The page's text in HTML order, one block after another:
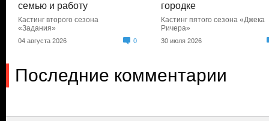
семью и работу
Кастинг второго сезона
«Задания»
04 августа 2026 0
городке
Кастинг пятого сезона «Джека
Ричера»
30 июля 2026
Последние комментарии